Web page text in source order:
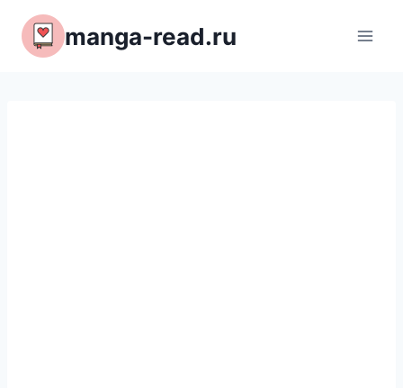
Перейти
содержимому
manga-read.ru